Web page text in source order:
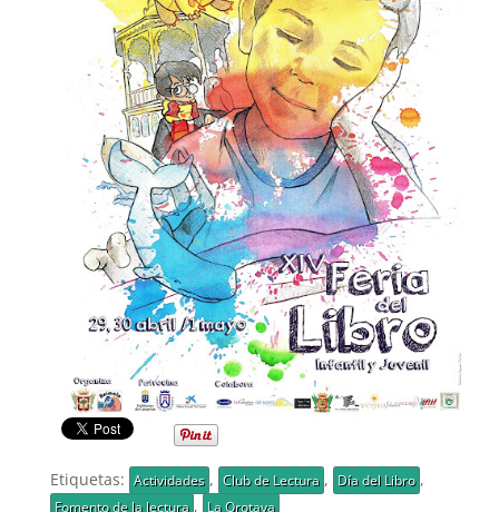
Etiquetas: Actividades , Club de Lectura , Día del Libro ,
Fomento de la lectura , La Orotava